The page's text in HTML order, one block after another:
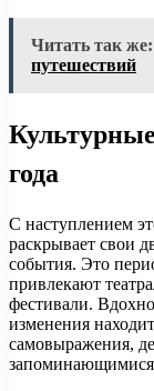
Читать так же:
путешествий
года
С наступлением
раскрывает свои
события. Это
привлекают
фестивали.
изменения
самовыражения,